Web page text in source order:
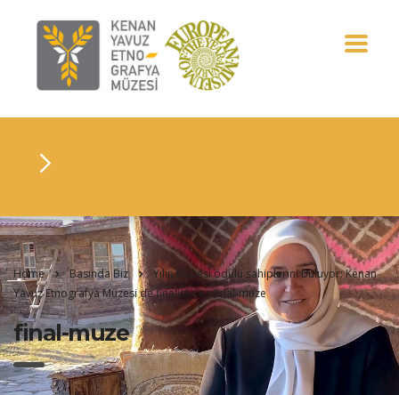
Home Basında Biz
Yılın Müzesi ödülü sahiplerini buluyor: Kenan
Yavuz Etnografya Müzesi de finalist
final-muze
final-muze